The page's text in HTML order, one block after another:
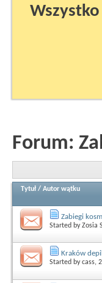
Forum:
Tytuł / Autor wątku
Zabiegi
Started byZosia
Kraków
Started bycass,